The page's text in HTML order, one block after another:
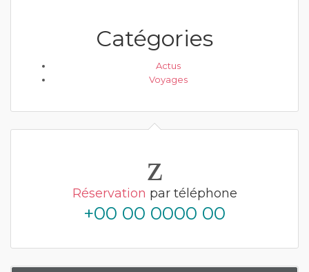
Catégories
Actus
Voyages
Réservation par téléphone
+00 00 0000 00